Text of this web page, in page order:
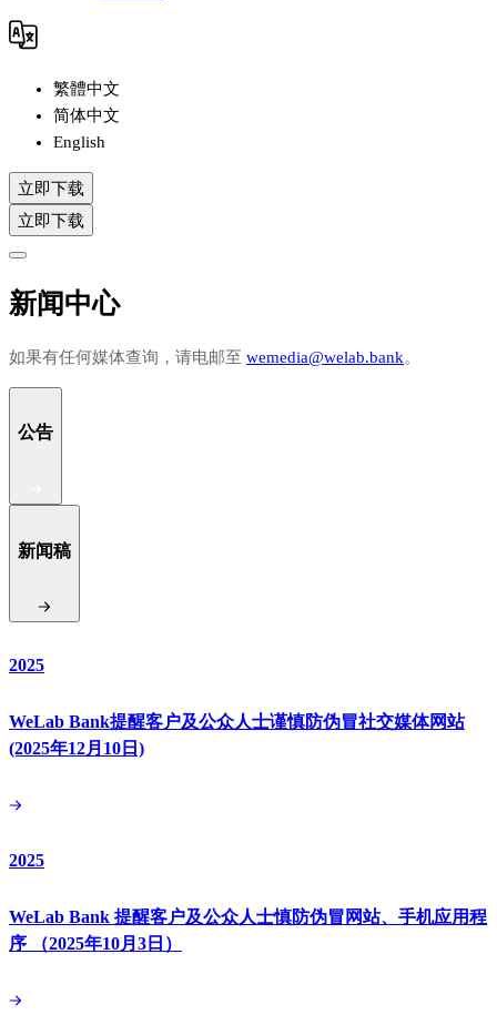
繁體中文
简体中文
English
立即下载
立即下载
新闻中心
如果有任何媒体查询，请电邮至 wemedia@welab.bank。
公告
新闻稿
2025
WeLab Bank提醒客户及公众人士谨慎防伪冒社交媒体网站
(2025年12月10日)
2025
WeLab Bank 提醒客户及公众人士慎防伪冒网站、手机应用程
序 （2025年10月3日）